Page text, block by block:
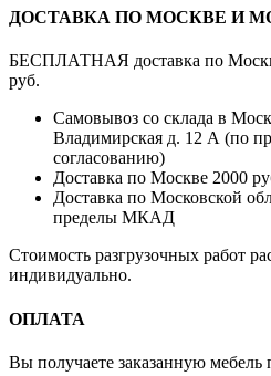
ДОСТАВКА ПО МОСКВЕ И
БЕСПЛАТНАЯ доставка по
руб.
Самовывоз со склада в
Владимирская д. 12 А (по
согласованию)
Доставка по Москве 2000
Доставка по Московской
пределы МКАД
Стоимость разгрузочных работ
индивидуально.
ОПЛАТА
Вы получаете заказанную мебель